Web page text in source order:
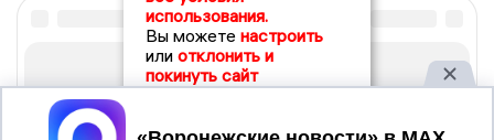
использования.
Вы можете настроить
или отклонить и
покинуть сайт
Принять